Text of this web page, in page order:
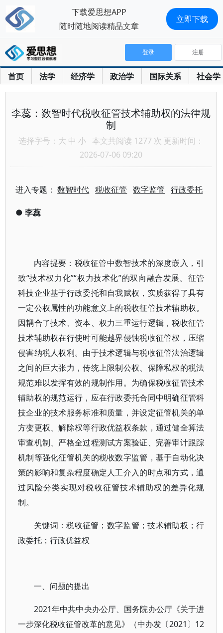
首页 法学 经济学 政治学 国际关系 社会学
登录 注册
李蕊：数智时代税收征管技术辅助权的法律规
制
选择字号： 大 中 小 本文共阅读 1277 次 更新时间：
2026-07-06 09:20
进入专题：数智时代 税收征管 数字监管 行政委托
● 李蕊
内容提要：税收征管中数智技术的深度嵌入，引
致“技术权力化”“权力技术化”的双向融合发展。征管
科技企业基于行政委托和自我赋权，实质获得了具有
一定公权属性的功能意义上的税收征管技术辅助权。
因耦合了技术、资本、权力三重运行逻辑，税收征管
技术辅助权在行使时可能越界侵蚀税收征管权，压缩
侵害纳税人权利。由于技术逻辑与税收征管法治逻辑
之间的巨大张力，传统上限制公权、保障私权的税法
规范难以发挥有效的规制作用。为确保税收征管技术
辅助权的规范运行，应在行政委托合同中明确征管科
技企业的技术服务标准和质量，并设定征管机关的单
方变更权、解除权等行政优益权条款，通过健全算法
审查机制、严格全过程测试方案验证、完善审计跟踪
机制等强化征管机关的税收数字监管，基于自动化决
策的影响和复杂程度确定人工介入的时点和方式，通
过风险分类实现对税收征管技术辅助权的差异化规
制。
关键词：税收征管；数字监管；技术辅助权；行
政委托；行政优益权
一、问题的提出
2021年中共中央办公厅、国务院办公厅《关于进
一步深化税收征管改革的意见》（中办发〔2021〕12
下载爱思想APP
随时随地阅读精品文章
立即下载